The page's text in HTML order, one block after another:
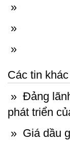
»
»
»
Các tin
» Đảng
phát triển
» Giá dầu